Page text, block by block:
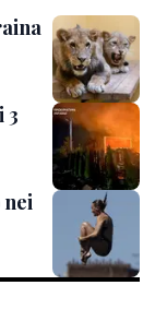
3
nei